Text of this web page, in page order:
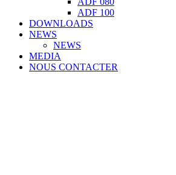
ADF 100
DOWNLOADS
NEWS
NEWS
MEDIA
NOUS CONTACTER